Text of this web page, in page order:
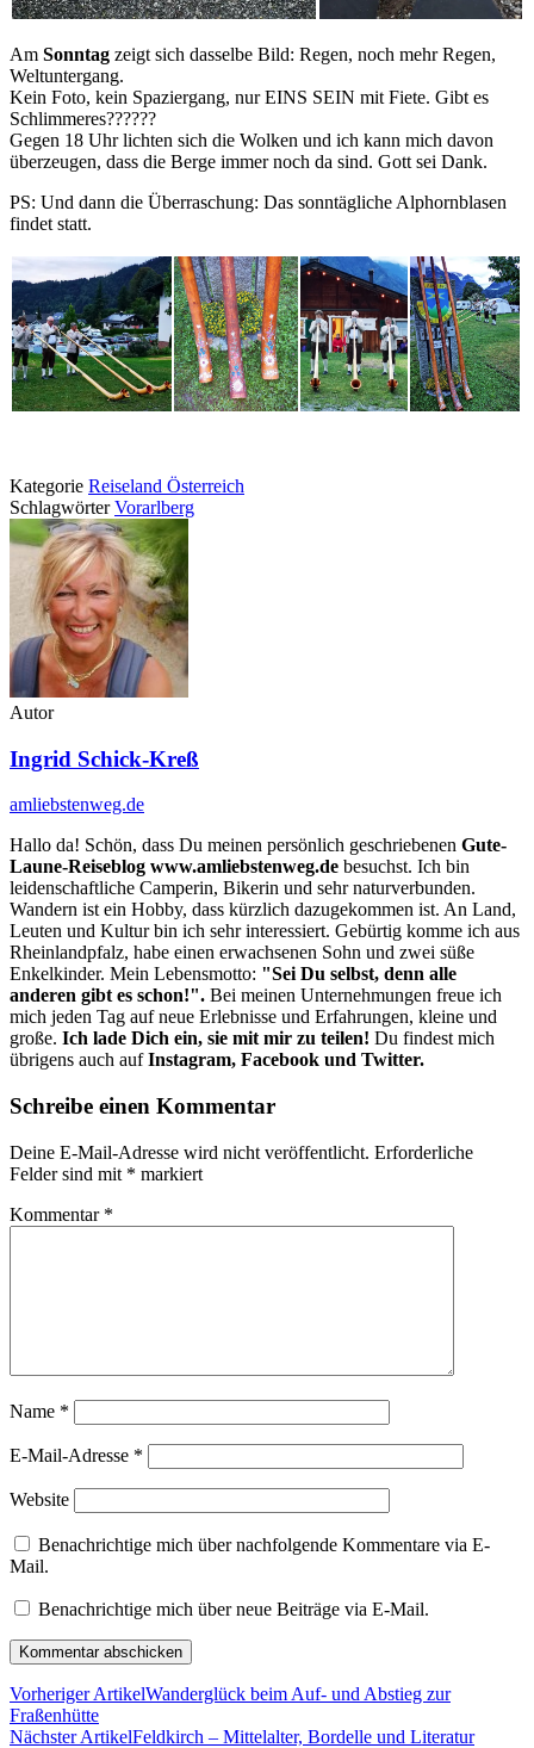
Am Sonntag zeigt sich dasselbe Bild: Regen, noch mehr Regen,
Weltuntergang.
Kein Foto, kein Spaziergang, nur EINS SEIN mit Fiete. Gibt es
Schlimmeres??????
Gegen 18 Uhr lichten sich die Wolken und ich kann mich davon
überzeugen, dass die Berge immer noch da sind. Gott sei Dank.
PS: Und dann die Überraschung: Das sonntägliche Alphornblasen
findet statt.
Kategorie Reiseland Österreich
SchlagwörterVorarlberg
Autor
Ingrid Schick-Kreß
amliebstenweg.de
Hallo da! Schön, dass Du meinen persönlich geschriebenen Gute-
Laune-Reiseblog www.amliebstenweg.de besuchst. Ich bin
leidenschaftliche Camperin, Bikerin und sehr naturverbunden.
Wandern ist ein Hobby, dass kürzlich dazugekommen ist. An Land,
Leuten und Kultur bin ich sehr interessiert. Gebürtig komme ich aus
Rheinlandpfalz, habe einen erwachsenen Sohn und zwei süße
Enkelkinder. Mein Lebensmotto: "Sei Du selbst, denn alle
anderen gibt es schon!". Bei meinen Unternehmungen freue ich
mich jeden Tag auf neue Erlebnisse und Erfahrungen, kleine und
große. Ich lade Dich ein, sie mit mir zu teilen! Du findest mich
übrigens auch aufInstagram, Facebook und Twitter.
Schreibe einen Kommentar
Deine E-Mail-Adresse wird nicht veröffentlicht. Erforderliche
Felder sind mit * markiert
Kommentar *
Name *
E-Mail-Adresse *
Website
Benachrichtige mich über nachfolgende Kommentare via E-
Mail.
Benachrichtige mich über neue Beiträge via E-Mail.
Vorheriger ArtikelWanderglück beim Auf- und Abstieg zur
Fraßenhütte
Nächster ArtikelFeldkirch – Mittelalter, Bordelle und Literatur